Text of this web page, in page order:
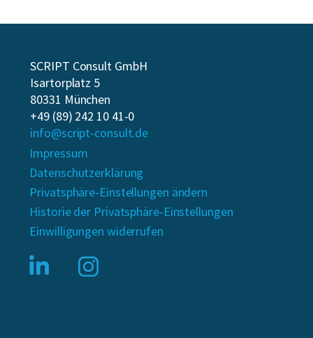
SCRIPT Consult GmbH
Isartorplatz 5
80331 München
+49 (89) 242 10 41-0
info@script-consult.de
Impressum
Datenschutzerklärung
Privatsphäre-Einstellungen ändern
Historie der Privatsphäre-Einstellungen
Einwilligungen widerrufen